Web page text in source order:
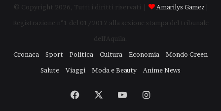
© Copyright 2026, Tutti i diritti riservati | Amarilys Gamez
Registrazione n°1 del 01/2017 alla sezione stampa del tribunale
dell'Aquila.
Cronaca
Sport Politica Cultura Economia
Mondo Green
Salute
Viaggi Moda e Beauty Anime News
Facebook You Instagram